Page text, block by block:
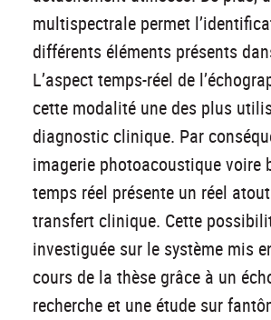
multispectrale permet
différents éléments présents
L’aspect temps-réel de
cette modalité une des plus
diagnostic clinique. Par
imagerie photoacoustique voire
temps réel présente un réel
transfert clinique. Cette
investiguée sur le système mis
cours de la thèse grâce à un
recherche et une étude sur